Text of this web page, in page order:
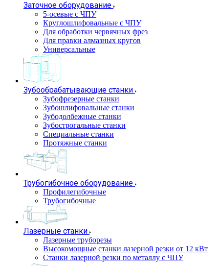
Заточное оборудование
5-осевые с ЧПУ
Круглошлифовальные с ЧПУ
Для обработки червячных фрез
Для правки алмазных кругов
Универсальные
Зубообрабатывающие станки
Зубофрезерные станки
Зубошлифовальные станки
Зубодолбежные станки
Зубострогальные станки
Специальные станки
Протяжные станки
Трубогибочное оборудование
Профилегибочные
Трубогибочные
Лазерные станки
Лазерные труборезы
Высокомощные станки лазерной резки от 12 кВт
Станки лазерной резки по металлу с ЧПУ